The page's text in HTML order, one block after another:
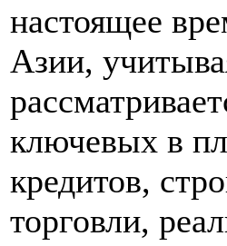
настоящее
Азии,
ключевых в
кредитов,
торговли,